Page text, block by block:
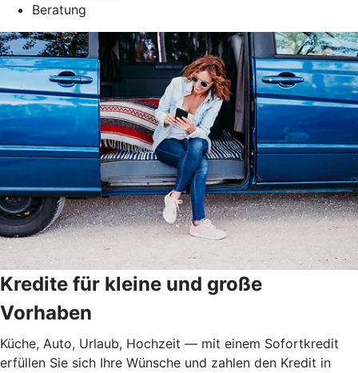
Beratung
Kredite für kleine und große
Vorhaben
Küche, Auto, Urlaub, Hochzeit — mit einem Sofortkredit
erfüllen Sie sich Ihre Wünsche und zahlen den Kredit in